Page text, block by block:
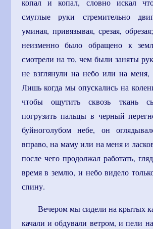
смуглые руки стремительно
уминая, привязывая, срезая,
неизменно было обращено к
смотрели на то, чем были заняты
не взглянули на небо или на
Лишь когда мы опускались на
чтобы ощутить сквозь ткань
погрузить пальцы в черный
буйноголубом небе, он
вправо, на маму или на меня и
после чего продолжал работать,
время в землю, и небо видело
спину.
Вечером мы сидели на крытых
качали и обдували ветром, и пели